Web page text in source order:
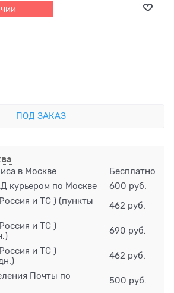
ПОД ЗАКАЗ
в Москве
Бесплатно
курьером по Москве
600 руб.
и ТС ) (пункты
462 руб.
и ТС )
690 руб.
и ТС )
462 руб.
Почты по
500 руб.